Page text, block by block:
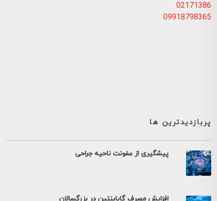
02171386
09918798365
پربازدیدترین ها
پیشگیری از عفونت ناحیه جراحی
افزایش مصرف گاباپنتین در بزرگسالان